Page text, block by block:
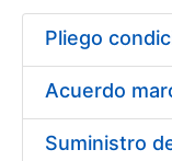
Mostra/Amaga